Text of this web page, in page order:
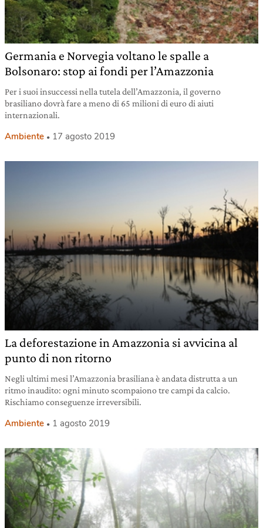
Germania e Norvegia voltano le spalle a
Bolsonaro: stop ai fondi per l’Amazzonia
Per i suoi insuccessi nella tutela dell’Amazzonia, il governo
brasiliano dovrà fare a meno di 65 milioni di euro di aiuti
internazionali.
Ambiente 17 agosto 2019
La deforestazione in Amazzonia si avvicina al
punto di non ritorno
Negli ultimi mesi l’Amazzonia brasiliana è andata distrutta a un
ritmo inaudito: ogni minuto scompaiono tre campi da calcio.
Rischiamo conseguenze irreversibili.
Ambiente 1 agosto 2019